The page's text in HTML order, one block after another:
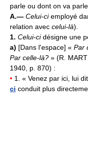
parle ou dont on va
A.— Celui-ciemployé
relation avec celui-là).
1. Celui-cidésigne une
a) [Dans l'espace] « Par
Par celle-là? » (R.
1940, p. 870) :
• 1. « Venez par ici, lui
ci conduit plus